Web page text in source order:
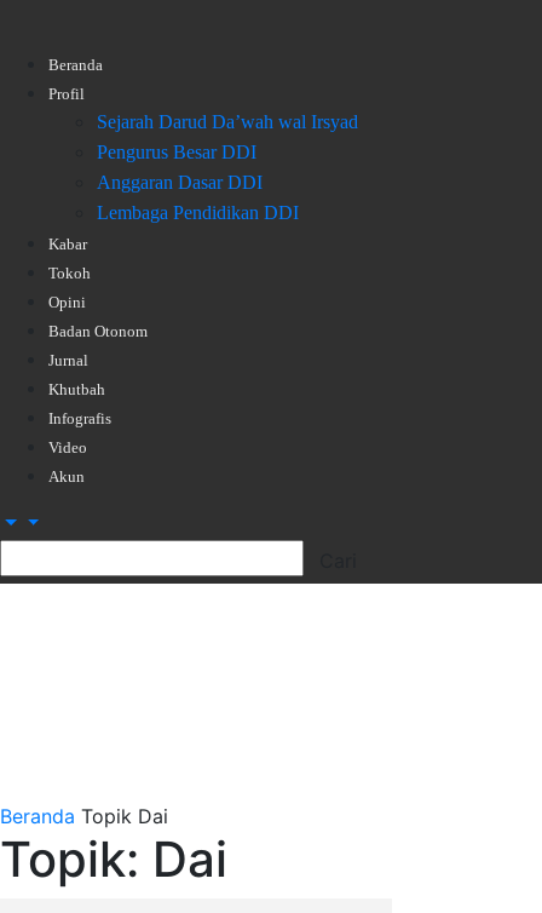
Beranda
Profil
Sejarah Darud Da’wah wal Irsyad
Pengurus Besar DDI
Anggaran Dasar DDI
Lembaga Pendidikan DDI
Kabar
Tokoh
Opini
Badan Otonom
Jurnal
Khutbah
Infografis
Video
Akun
Beranda Topik Dai
Topik: Dai